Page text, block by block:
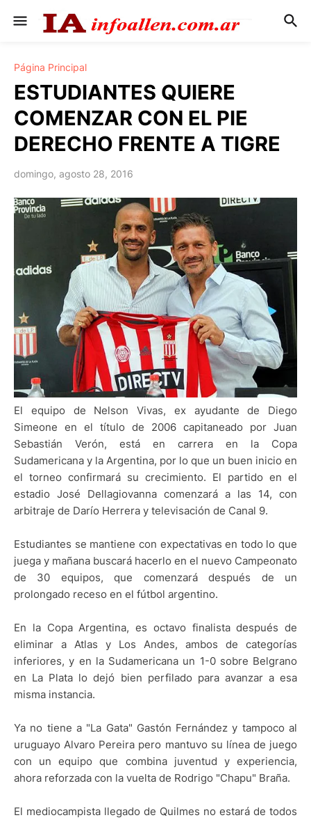
Página Principal
ESTUDIANTES QUIERE
COMENZAR CON EL PIE
DERECHO FRENTE A TIGRE
domingo, agosto 28, 2016
El equipo de Nelson Vivas, ex ayudante de Diego
Simeone en el título de 2006 capitaneado por Juan
Sebastián Verón, está en carrera en la Copa
Sudamericana y la Argentina, por lo que un buen inicio en
el torneo confirmará su crecimiento. El partido en el
estadio José Dellagiovanna comenzará a las 14, con
arbitraje de Darío Herrera y televisación de Canal 9.
Estudiantes se mantiene con expectativas en todo lo que
juega y mañana buscará hacerlo en el nuevo Campeonato
de 30 equipos, que comenzará después de un
prolongado receso en el fútbol argentino.
En la Copa Argentina, es octavo finalista después de
eliminar a Atlas y Los Andes, ambos de categorías
inferiores, y en la Sudamericana un 1-0 sobre Belgrano
en La Plata lo dejó bien perfilado para avanzar a esa
misma instancia.
Ya no tiene a "La Gata" Gastón Fernández y tampoco al
uruguayo Alvaro Pereira pero mantuvo su línea de juego
con un equipo que combina juventud y experiencia,
ahora reforzada con la vuelta de Rodrigo "Chapu" Braña.
El mediocampista llegado de Quilmes no estará de todos